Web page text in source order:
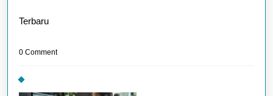
Terbaru
0 Comment